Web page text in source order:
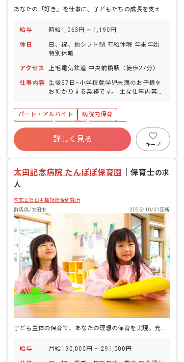
給与 時給1,063円 ~ 1,190円
休日
日、祝、他シフト制 有給休暇 年末年始
特別休暇
アクセス 上毛電気鉄道 中央前橋駅（徒歩27分）
仕事内容
生後57日~小学校就学児未満のお子様を
お預かりする業務です。 主な仕事内容は
・おむつ替えや着替えの介助 ・自由遊び
の見守り など
パート・アルバイト
病院内保育
未経験歓迎
無資格可 夜間保育所
詳しく見る
キープ
太田記念病院 たんぽぽ保育園 保育士の求
人
株式会社日本福祉総合研究所
群馬県/太田市
2025/10/31更新
給与 月給190,000円 ~ 291,000円